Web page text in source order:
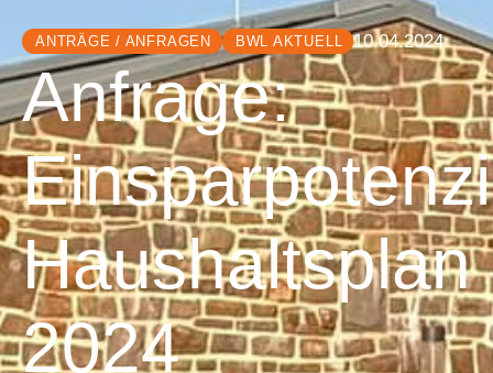
ANTRÄGE / ANFRAGEN BWL AKTUELL 10.04.2024
Anfrage:
Haushaltsplan
2024